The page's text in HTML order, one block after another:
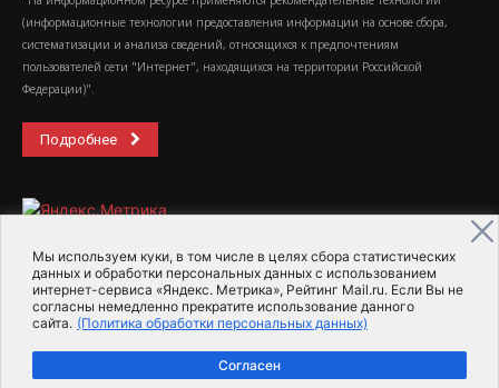
Мы используем куки, в том числе в целях сбора статистических
данных и обработки персональных данных с использованием
интернет-сервиса «Яндекс. Метрика», Рейтинг Mail.ru. Если Вы не
согласны немедленно прекратите использование данного
сайта. (Политика обработки персональных данных)
Согласен
(информационные технологии предоставления информации на основе сбора,
систематизации и анализа сведений, относящихся к предпочтениям
пользователей сети "Интернет", находящихся на территории Российской
Федерации)".
Подробнее
2015-2026- Информационное агентство МедиаПоток
Для справки Об издании
Пользовательское соглашение
Политика обработки персональных данных